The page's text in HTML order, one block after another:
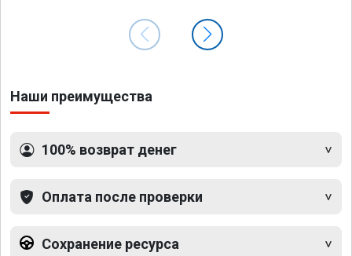
Наши преимущества
100% возврат денег
Оплата после проверки
Сохранение ресурса